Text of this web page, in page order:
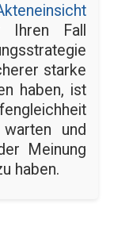
Fall
starke
haben, ist
und
Meinung
haben.